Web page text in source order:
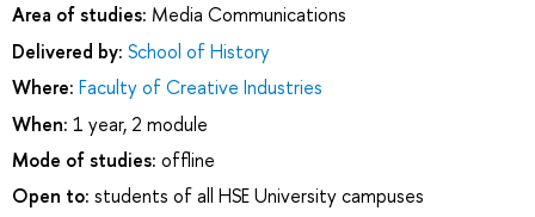
Area of studies: Media Communications
Delivered by: School of History
Where: Faculty of Creative Industries
When: 1 year, 2 module
Mode of studies: offline
Open to: students of all HSE University campuses